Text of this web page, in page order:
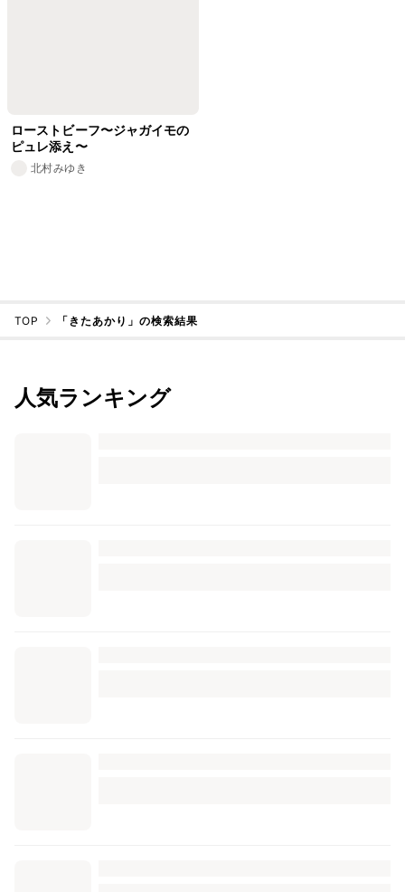
ローストビーフ〜ジャガイモの
ピュレ添え〜
北村みゆき
TOP 「きたあかり」の検索結果
人気ランキング